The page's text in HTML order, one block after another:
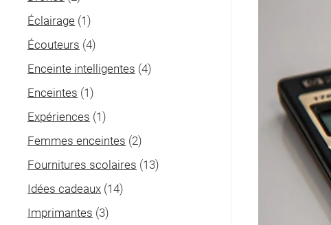
Éclairage (1)
Écouteurs (4)
Enceinte intelligentes (4)
Enceintes (1)
Expériences (1)
Femmes enceintes (2)
Fournitures scolaires (13)
Idées cadeaux (14)
Imprimantes (3)